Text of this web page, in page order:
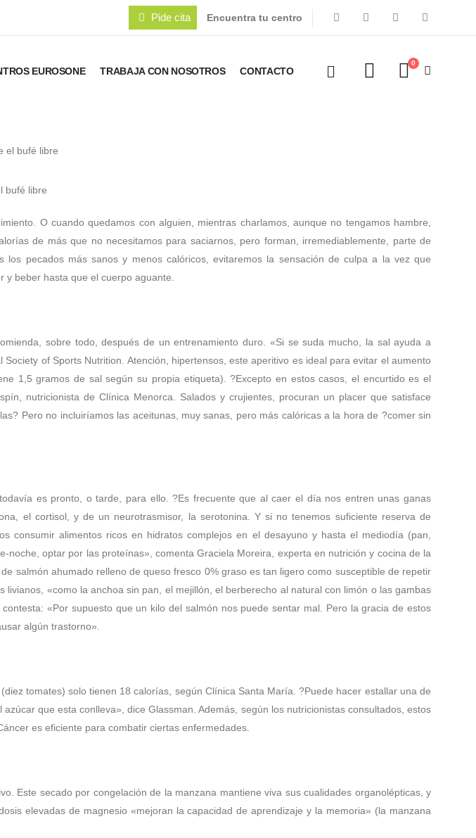
Pide cita Encuentra tu centro
EUROSONE TRABAJA CON NOSOTROS CONTACTO
0
bufé libre
O cuando quedamos con alguien, mientras charlamos, aunque no tengamos hambre,
de más que no necesitamos para saciarnos, pero forman, irremediablemente, parte de
los pecados más sanos y menos calóricos, evitaremos la sensación de culpa a la vez que
y beber hasta que el cuerpo aguante.
sobre todo, después de un entrenamiento duro. «Si se suda mucho, la sal ayuda a
of Sports Nutrition. Atención, hipertensos, este aperitivo es ideal para evitar el aumento
1,5 gramos de sal según su propia etiqueta). ?Excepto en estos casos, el encurtido es el
nutricionista de Clínica Menorca. Salados y crujientes, procuran un placer que satisface
Pero no incluiríamos las aceitunas, muy sanas, pero más calóricas a la hora de ?comer sin
es pronto, o tarde, para ello. ?Es frecuente que al caer el día nos entren unas ganas
el cortisol, y de un neurotrasmisor, la serotonina. Y si no tenemos suficiente reserva de
consumir alimentos ricos en hidratos complejos en el desayuno y hasta el mediodía (pan,
optar por las proteínas», comenta Graciela Moreira, experta en nutrición y cocina de la
salmón ahumado relleno de queso fresco 0% graso es tan ligero como susceptible de repetir
«como la anchoa sin pan, el mejillón, el berberecho al natural con limón o las gambas
«Por supuesto que un kilo del salmón nos puede sentar mal. Pero la gracia de estos
algún trastorno».
tomates) solo tienen 18 calorías, según Clínica Santa María. ?Puede hacer estallar una de
que esta conlleva», dice Glassman. Además, según los nutricionistas consultados, estos
es eficiente para combatir ciertas enfermedades.
Este secado por congelación de la manzana mantiene viva sus cualidades organolépticas, y
elevadas de magnesio «mejoran la capacidad de aprendizaje y la memoria» (la manzana